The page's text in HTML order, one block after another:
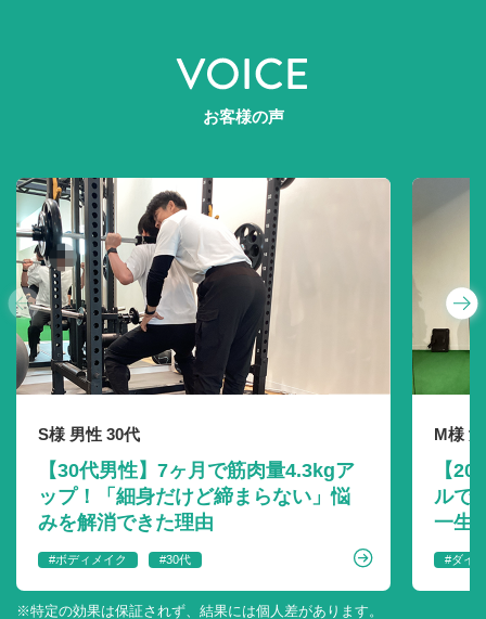
コメント
ダイエット 若々しい身体づくり
お客様の声
S様 男性 30代
【30代男性】7ヶ月で筋肉量4.3kgア
ップ！「細身だけど締まらない」悩
みを解消できた理由
#ボディメイク #30代
M様
【
ルで
一生
#ダイ
※特定の効果は保証されず、結果には個人差があります。